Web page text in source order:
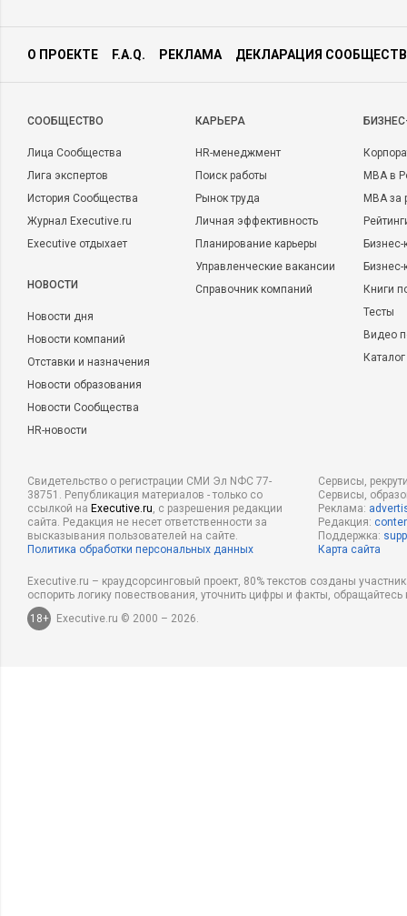
О ПРОЕКТЕ F.A.Q. РЕКЛАМА ДЕКЛАРАЦИЯ
CООБЩЕСТВО
Лица Сообщества
Лига экспертов
История Сообщества
Журнал Executive.ru
Executive отдыхает
НОВОСТИ
Новости дня
Новости компаний
Отставки и назначения
Новости образования
Новости Сообщества
HR-новости
КАРЬЕРА
HR-менеджмент
Поиск работы
Рынок труда
Личная эффективность
Планирование карьеры
Управленческие вакансии
Справочник компаний
MBA в
MBA
Бизнес-
Книги
Тесты
Видео
Свидетельство о регистрации СМИ Эл NФС 77-
38751. Републикация материалов - только со
ссылкой на Executive.ru, с разрешения редакции
сайта. Редакция не несет ответственности за
высказывания пользователей на сайте.
Политика обработки персональных данных
Сервисы,
Сервисы,
Реклама:
Редакция:
Поддержка:
Карта сайта
Executive.ru – краудсорсинговый проект, 80% текстов созданы
оспорить логику повествования, уточнить цифры и факты,
18+
Executive.ru © 2000 – 2026.